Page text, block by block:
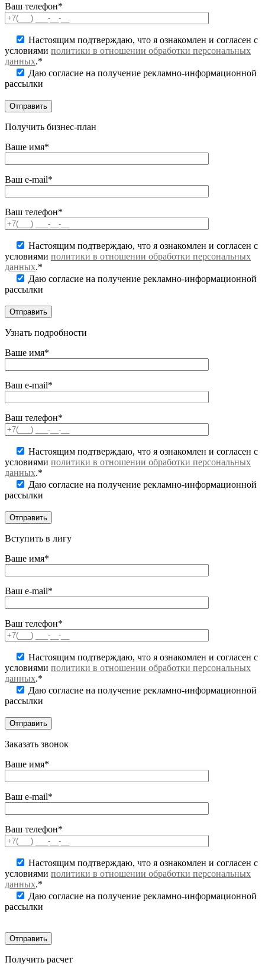
Ваш телефон*
Настоящим подтверждаю, что я ознакомлен и согласен с
условиями политики в отношении обработки персональных
данных.*
Даю согласие на получение рекламно-информационной
рассылки
Получить бизнес-план
Ваше имя*
Ваш e-mail*
Ваш телефон*
Настоящим подтверждаю, что я ознакомлен и согласен с
условиями политики в отношении обработки персональных
данных.*
Даю согласие на получение рекламно-информационной
рассылки
Узнать подробности
Ваше имя*
Ваш e-mail*
Ваш телефон*
Настоящим подтверждаю, что я ознакомлен и согласен с
условиями политики в отношении обработки персональных
данных.*
Даю согласие на получение рекламно-информационной
рассылки
Вступить в лигу
Ваше имя*
Ваш e-mail*
Ваш телефон*
Настоящим подтверждаю, что я ознакомлен и согласен с
условиями политики в отношении обработки персональных
данных.*
Даю согласие на получение рекламно-информационной
рассылки
Заказать звонок
Ваше имя*
Ваш e-mail*
Ваш телефон*
Настоящим подтверждаю, что я ознакомлен и согласен с
условиями политики в отношении обработки персональных
данных.*
Даю согласие на получение рекламно-информационной
рассылки
Получить расчет